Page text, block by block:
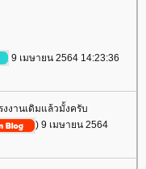
9 เมษายน 2564 14:23:36
งานเดิมแล้วมั้งครับ
) 9 เมษายน 2564